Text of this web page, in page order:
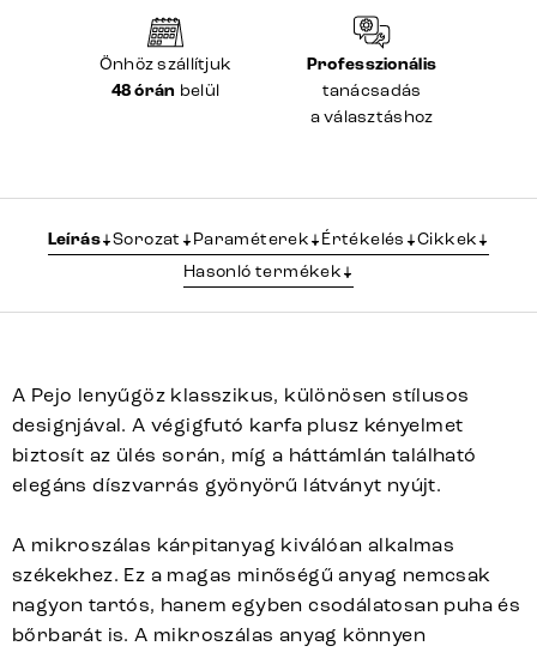
Önhöz szállítjuk
48 órán belül
Professzionális
tanácsadás
a választáshoz
Leírás Sorozat Paraméterek Értékelés
Cikkek
Hasonló termékek
A Pejo lenyűgöz klasszikus, különösen stílusos
designjával. A végigfutó karfa plusz kényelmet
biztosít az ülés során, míg a háttámlán található
elegáns díszvarrás gyönyörű látványt nyújt.
A mikroszálas kárpitanyag kiválóan alkalmas
székekhez. Ez a magas minőségű anyag nemcsak
nagyon tartós, hanem egyben csodálatosan puha és
bőrbarát is. A mikroszálas anyag könnyen